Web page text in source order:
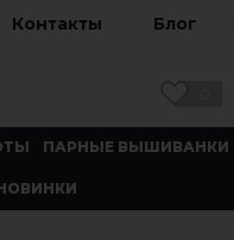
Контакты Блог
ПАРНЫЕ ВЫШИВАНКИ